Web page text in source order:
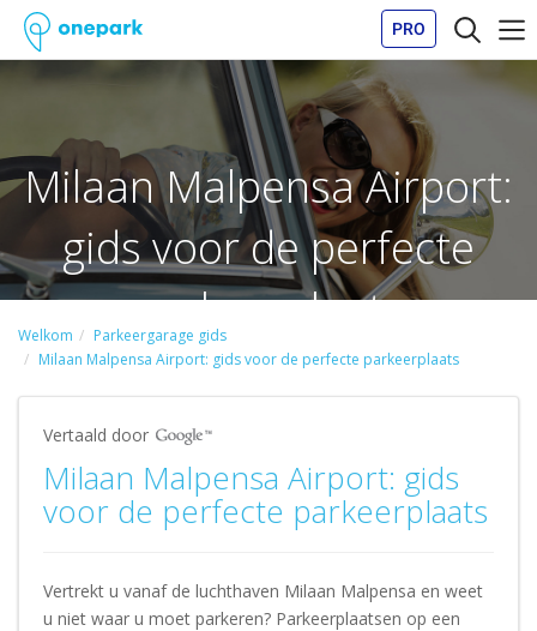
PRO
Milaan Malpensa Airport:
gids voor de perfecte
parkeerplaats
Welkom
Parkeergarage gids
Milaan Malpensa Airport: gids voor de perfecte parkeerplaats
Vertaald door
Milaan Malpensa Airport: gids
voor de perfecte parkeerplaats
Vertrekt u vanaf de luchthaven Milaan Malpensa en weet
u niet waar u moet parkeren? Parkeerplaatsen op een